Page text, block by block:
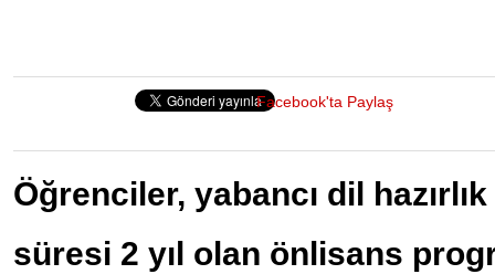
Facebook'ta Paylaş
Öğrenciler, yabancı dil
süresi 2 yıl olan önlisans